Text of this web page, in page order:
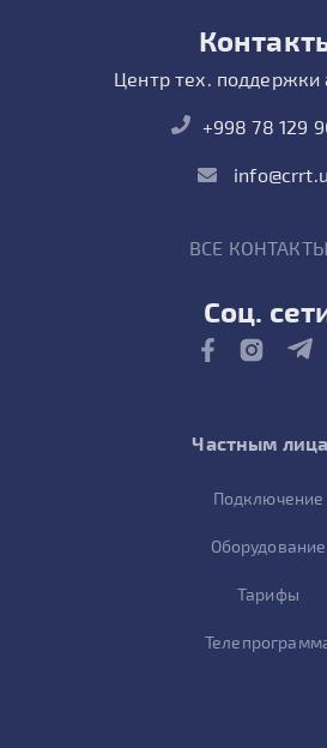
Центр тех. поддержки
+998 78 129
ВСЕ КОНТАКТЫ
Соц.
Частным
Подключение
Оборудование
Тарифы